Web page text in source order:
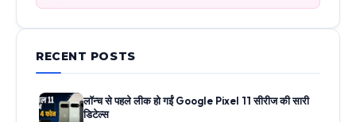
RECENT POSTS
लॉन्च से पहले लीक हो गईं Google Pixel 11 सीरीज की सारी
डिटेल्स